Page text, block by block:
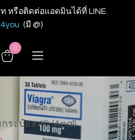
หรือติดต่อแอดมินได้ที่ LINE
(มี @)
0
ระป๋อง 4D (Anal)